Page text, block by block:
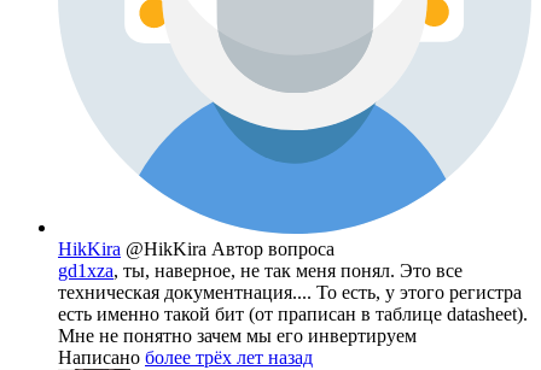
HikKira @HikKira Автор вопроса
gd1xza, ты, наверное, не так меня понял. Это все
техническая документнация.... То есть, у этого регистра
есть именно такой бит (от праписан в таблице datasheet).
Мне не понятно зачем мы его инвертируем
Написано более трёх лет назад